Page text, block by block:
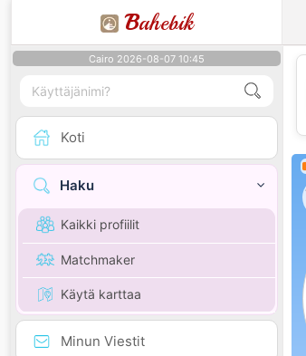
Bahebik
Cairo 2026-08-07 10:45
Koti
Haku
Kaikki profiilit
Matchmaker
Käytä karttaa
Minun Viestit